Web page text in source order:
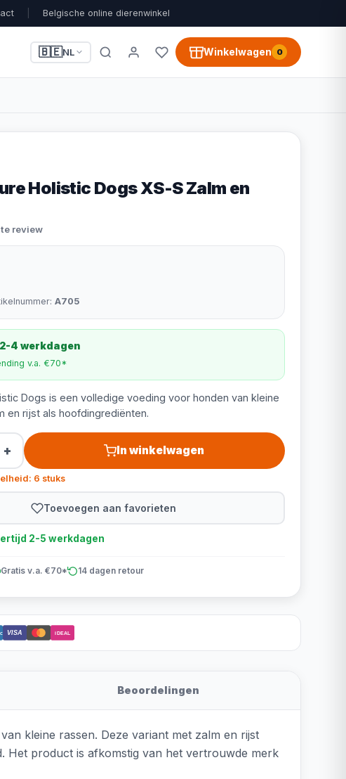
Belgische online dierenwinkel
🇧🇪NL Winkelwagen 0
Holistic Dogs XS-S Zalm en
review
A705
4 werkdagen
v.a. €70*
Dogs is een volledige voeding voor honden van kleine
en rijst als hoofdingrediënten.
+ In winkelwagen
6 stuks
Toevoegen aan favorieten
2-5 werkdagen
Gratis v.a. €70* 14 dagen retour
VISA iDEAL
Beoordelingen
kleine rassen. Deze variant met zalm en rijst
Het product is afkomstig van het vertrouwde merk